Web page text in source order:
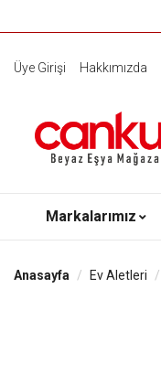
Üye Girişi Hakkımızda
Markalarımız
Anasayfa Ev Aletleri